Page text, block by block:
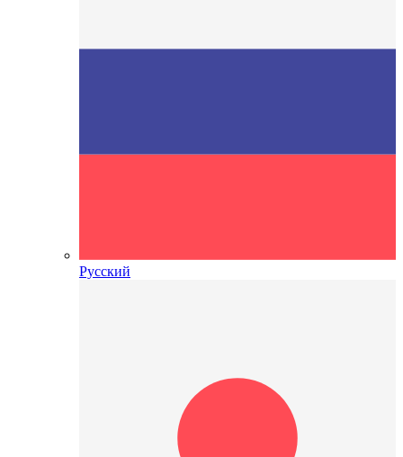
Русский